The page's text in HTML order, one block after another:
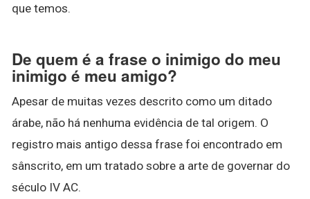
que temos.
De quem é a frase o inimigo do meu
inimigo é meu amigo?
Apesar de muitas vezes descrito como um ditado
árabe, não há nenhuma evidência de tal origem. O
registro mais antigo dessa frase foi encontrado em
sânscrito, em um tratado sobre a arte de governar do
século IV AC.